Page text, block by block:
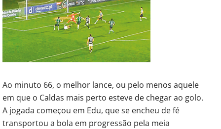
Ao minuto 66, o melhor lance, ou pelo menos aquele
em que o Caldas mais perto esteve de chegar ao golo.
A jogada começou em Edu, que se encheu de fé
transportou a bola em progressão pela meia